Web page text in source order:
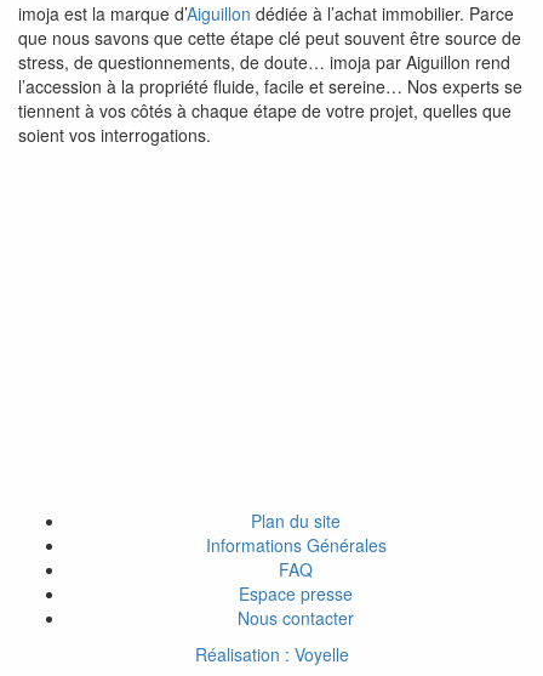
imoja est la marque d’Aiguillon dédiée à l’achat immobilier. Parce
que nous savons que cette étape clé peut souvent être source de
stress, de questionnements, de doute… imoja par Aiguillon rend
l’accession à la propriété fluide, facile et sereine… Nos experts se
tiennent à vos côtés à chaque étape de votre projet, quelles que
soient vos interrogations.
Plan du site
Informations Générales
FAQ
Espace presse
Nous contacter
Réalisation : Voyelle